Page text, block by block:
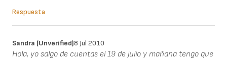
Respuesta
Sandra (unverified)8 Jul 2010
Hola, yo salgo de cuentas el 19 de julio y mañana tengo que